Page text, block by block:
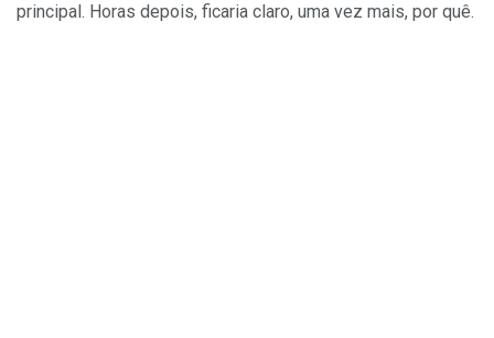
principal. Horas depois, ficaria claro, uma vez mais, por quê.